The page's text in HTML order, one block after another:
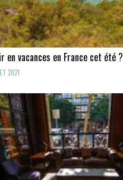
en vacances en France cet été ?
2021